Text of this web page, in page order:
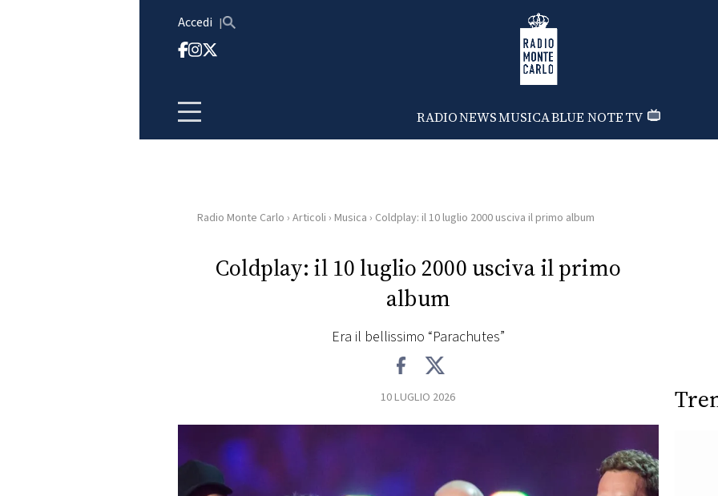
Accedi Radio Monte Carlo
RADIONEWSMUSICABLUE NOTETV
HOME
NEWS
Radio Monte Carlo › Articoli › Musica › Coldplay: il 10 luglio 2000 usciva il primo album
Coldplay: il 10 luglio 2000 usciva il primo
album
Era il bellissimo “Parachutes”
10 LUGLIO 2026